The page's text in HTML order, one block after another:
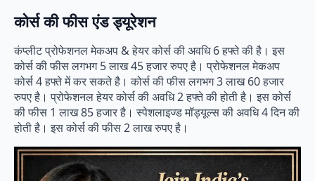
कोर्स की फीस एंड ड्यूरेशन
कंप्लीट प्रोफेशनल मेकअप & हेयर कोर्स की अवधि 6 हफ्ते की है। इस
कोर्स की फीस लगभग 5 लाख 45 हजार रुपए है। प्रोफेशनल मेकअप
कोर्स 4 हफ्ते में कर सकते है। कोर्स की फीस लगभग 3 लाख 60 हजार
रुपए है। प्रोफेशनल हेयर कोर्स की अवधि 2 हफ्ते की होती है। इस कोर्स
की फीस 1 लाख 85 हजार है। स्पेशलाइज्ड मॉड्यूल्सकी अवधि 4 दिन की
होती है। इस कोर्स की फीस 2 लाख रुपए है।